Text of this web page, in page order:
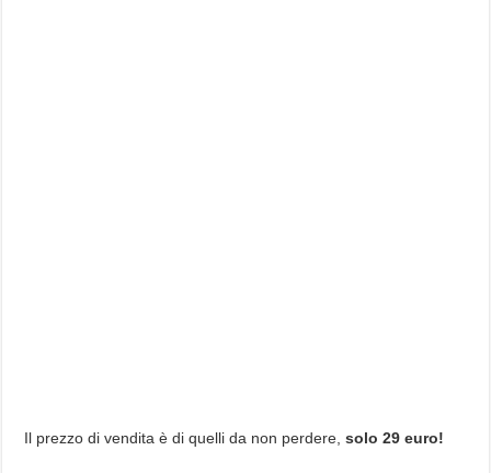
Il prezzo di vendita è di quelli da non perdere,solo 29 euro!